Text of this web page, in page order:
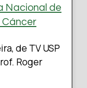
Nacional de
Cáncer
de TV USP
Roger